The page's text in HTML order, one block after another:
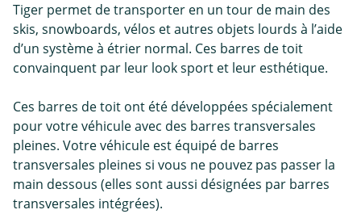
Tiger permet de transporter en un tour de main des
skis, snowboards, vélos et autres objets lourds à l’aide
d’un système à étrier normal. Ces barres de toit
convainquent par leur look sport et leur esthétique.
Ces barres de toit ont été développées spécialement
pour votre véhicule avec des barres transversales
pleines. Votre véhicule est équipé de barres
transversales pleines si vous ne pouvez pas passer la
main dessous (elles sont aussi désignées par barres
transversales intégrées).